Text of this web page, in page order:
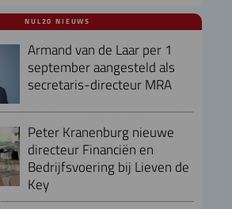
NUL20 NIEUWS
Armand van de Laar per 1
september aangesteld als
secretaris-directeur MRA
Peter Kranenburg nieuwe
directeur Financiën en
Bedrijfsvoering bij Lieven de
Key